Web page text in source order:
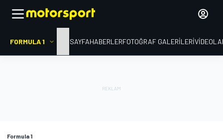
FORMULA 1 ANA SAYFAHABERLERFOTOĞRAF GALERILERI
Formula 1